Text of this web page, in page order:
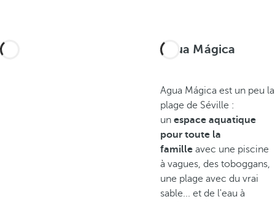
Agua Mágica
Agua Mágica est un peu la
plage de Séville :
unespace aquatique
pour toute la
famille avec une piscine
à vagues, des toboggans,
une plage avec du vrai
sable... et de l'eau à